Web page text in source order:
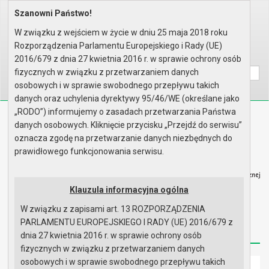
Home Organy Rada Miejska
Porządek obrad
Wyszukaj na stronie:
AAA
Biuletyn Informacji Publicznej
Urząd Miasta i Gminy w Gryfinie
Strona główna Mapa serwisu Aktualności
Redakcja Instrukcja korzystania Dostępność
Strona główna
Szanowni Państwo!
W związku z wejściem w życie w dniu 25 maja 2018 roku
Rozporządzenia Parlamentu Europejskiego i Rady (UE)
2016/679 z dnia 27 kwietnia 2016 r. w sprawie ochrony osób
fizycznych w związku z przetwarzaniem danych
osobowych i w sprawie swobodnego przepływu takich
danych oraz uchylenia dyrektywy 95/46/WE (określane jako
„RODO”) informujemy o zasadach przetwarzania Państwa
danych osobowych. Kliknięcie przycisku „Przejdź do serwisu”
oznacza zgodę na przetwarzanie danych niezbędnych do
prawidłowego funkcjonowania serwisu.
Klauzula informacyjna ogólna
W związku z zapisami art. 13 ROZPORZĄDZENIA
PARLAMENTU EUROPEJSKIEGO I RADY (UE) 2016/679 z
dnia 27 kwietnia 2016 r. w sprawie ochrony osób
fizycznych w związku z przetwarzaniem danych
osobowych i w sprawie swobodnego przepływu takich